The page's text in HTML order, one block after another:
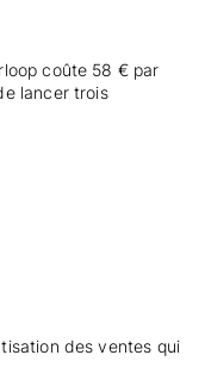
coûte 58 € par
lancer trois
des ventes qui